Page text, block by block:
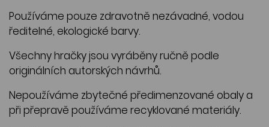
Používáme pouze zdravotně nezávadné, vodou
ředitelné, ekologické barvy.
Všechny hračky jsou vyráběny ručně podle
originálních autorských návrhů.
Nepoužíváme zbytečné předimenzované obaly a
při přepravě používáme recyklované materiály.